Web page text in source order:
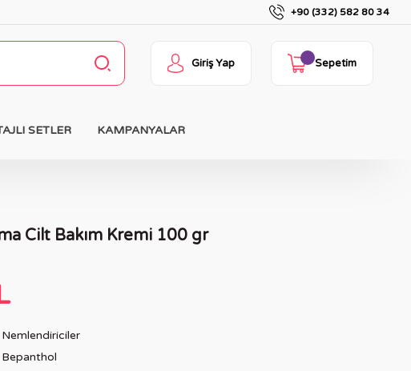
+90 (332) 582 80 34
Giriş Yap Sepetim
SETLER KAMPANYALAR
Cilt Bakım Kremi 100 gr
Nemlendiriciler
Bepanthol